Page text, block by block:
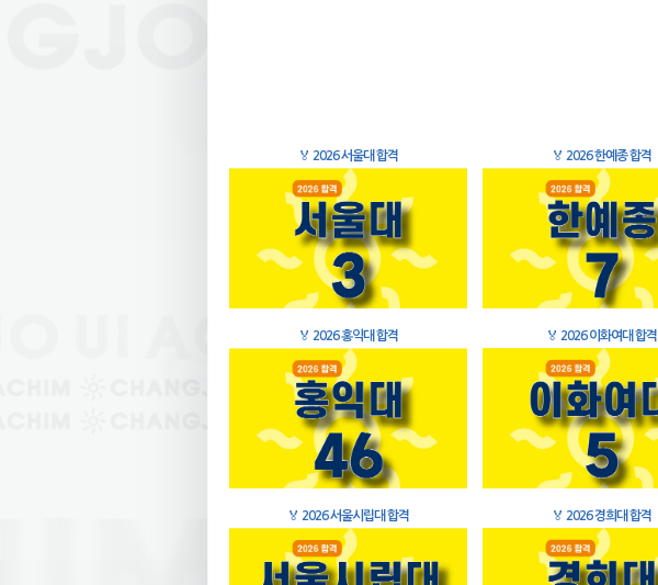
🏅 2026 서울대 합격 🏅 2026 한예종 합격
🏅 2026 홍익대 합격 🏅 2026 이화여대 합격
🏅 2026 서울시립대 합격 🏅 2026 경희대 합격